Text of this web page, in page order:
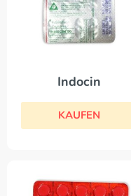
Indocin
KAUFEN